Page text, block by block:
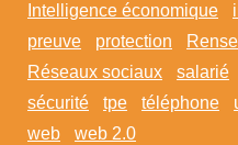
Intelligence économique
preuve
protection
Réseaux sociaux
salarié
sécurité
tpe téléphone
web
web 2.0